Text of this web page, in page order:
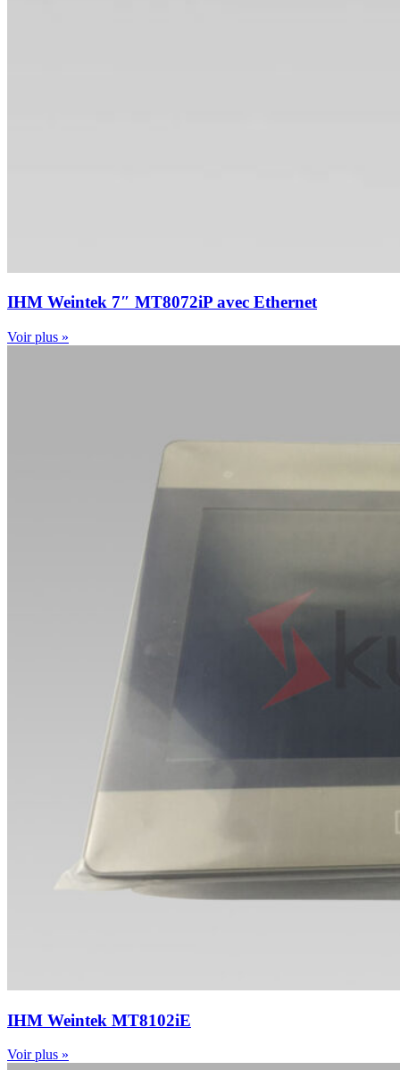
IHM Weintek 7″ MT8072iP avec Ethernet
Voir plus »
IHM Weintek MT8102iE
Voir plus »